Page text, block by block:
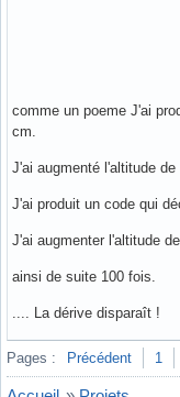
comme un poeme J'ai
cm.
J'ai augmenté l'altitude de
J'ai produit un code qui
J'ai augmenter l'altitude
ainsi de suite 100 fois.
.... La dérive disparaît !
Hors ligne
Pages : Précédent 1